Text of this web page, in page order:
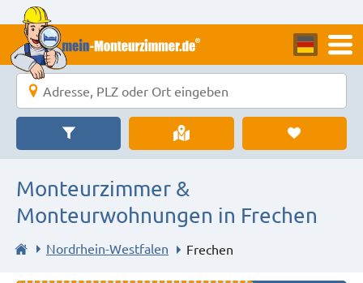
Monteurzimmer &
Monteurwohnungen in Frechen
Nordrhein-Westfalen Frechen